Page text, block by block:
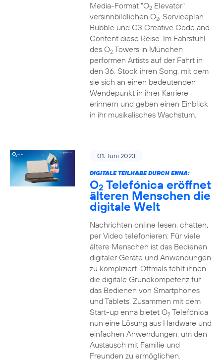
Media-Format "O2Elevator"
versinnbildlichen O2, Serviceplan
Bubble und C3 Creative Code and
Content diese Reise. Im Fahrstuhl
des O2Towers in München
performen Artists auf der Fahrt in
den 36. Stock ihren Song, mit dem
sie sich an einen bedeutenden
Wendepunkt in ihrer Karriere
erinnern und geben einen Einblick
in ihr musikalisches Wachstum.
01. Juni 2023
DIGITALE TEILHABE DURCH ENNA:
O2 Telefónica eröffnet
älteren Menschen die
digitale Welt
Nachrichten online lesen, chatten,
per Video telefonieren: Für viele
ältere Menschen ist das Bedienen
digitaler Geräte und Anwendungen
zu kompliziert. Oftmals fehlt ihnen
die digitale Grundkompetenz für
das Bedienen von Smartphones
und Tablets. Zusammen mit dem
Start-up enna bietet O2Telefónica
nun eine Lösung aus Hardware und
einfachen Anwendungen, um den
Austausch mit Familie und
Freunden zu ermöglichen.